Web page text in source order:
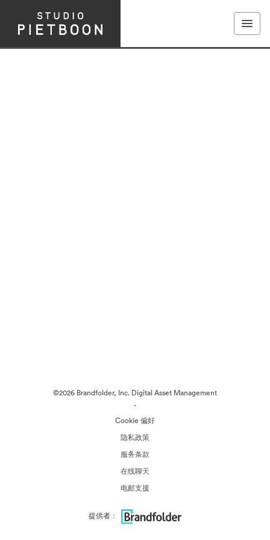
©2026 Brandfolder, Inc. Digital Asset Management
·
Cookie 偏好
隐私政策
服务条款
在线聊天
电邮支援
提供者：